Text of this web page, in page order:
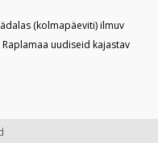
(kolmapäeviti) ilmuv
uudiseid kajastav